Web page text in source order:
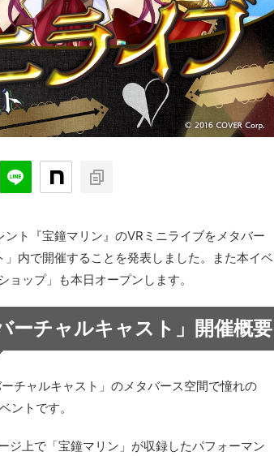
ト『宝鐘マリン』のVRミニライブをメタバー
内で開催することを発表しました。また本イベ
ップ」も本日オープンします。
ーチャルキャスト」開催概要
チャルキャスト」のメタバース空間で憧れの
ントです。
ジ上で「宝鐘マリン」が収録したパフォーマン